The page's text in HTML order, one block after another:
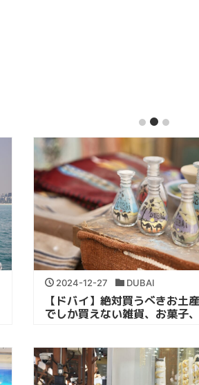
2024-12-27 DUBAI
【ドバイ】絶対買うべきお土
でしか買えない雑貨、お菓子